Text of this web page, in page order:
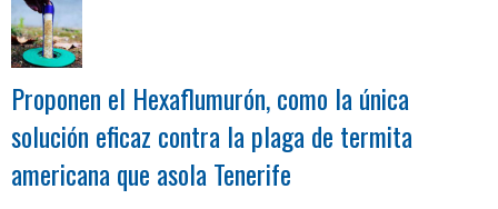
Proponen el Hexaflumurón, como la única
solución eficaz contra la plaga de termita
americana que asola Tenerife